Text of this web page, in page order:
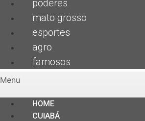
poderes
mato grosso
esportes
agro
famosos
Menu
HOME
CUIABÁ